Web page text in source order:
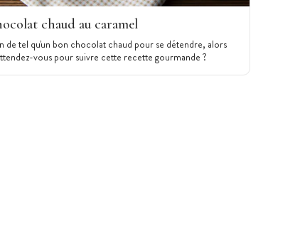
chaud au caramel
de tel qu'un bon chocolat chaud pour se détendre, alors
vous pour suivre cette recette gourmande ?